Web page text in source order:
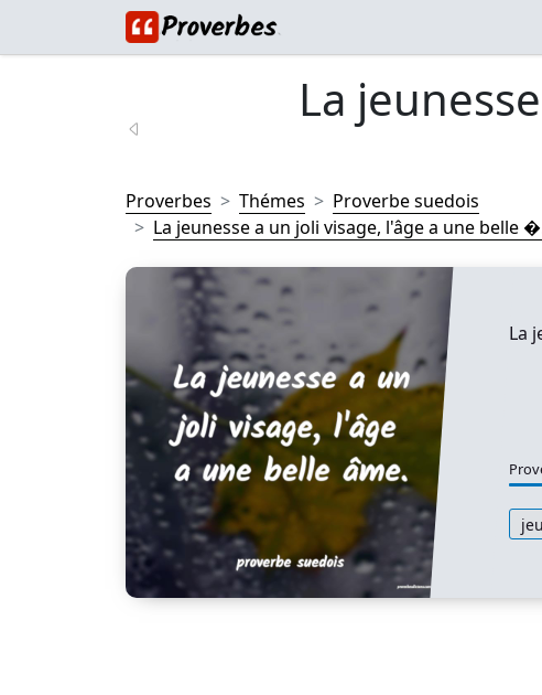
La
Proverbes Thémes
Proverbe suedois
La jeunesse a un joli visage, l'âge a une belle
La